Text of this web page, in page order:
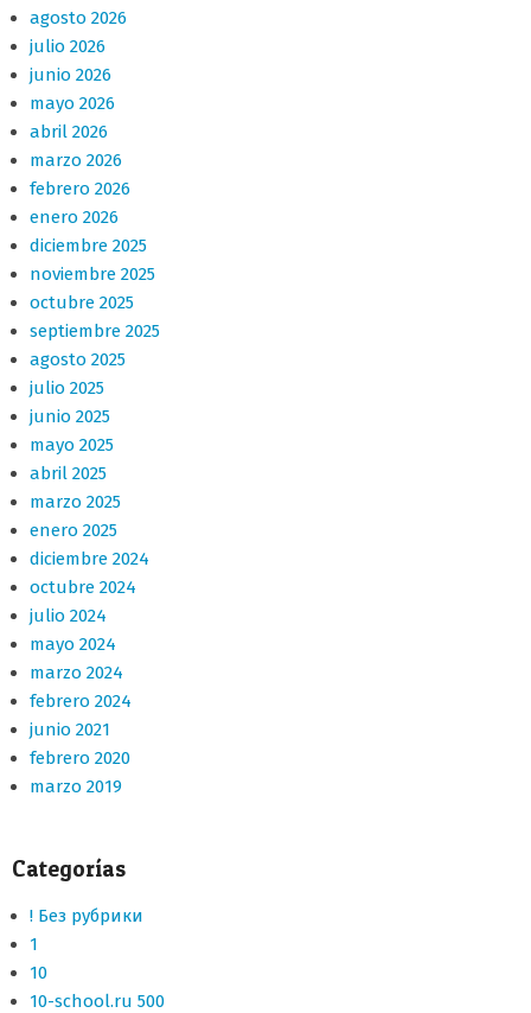
agosto 2026
julio 2026
junio 2026
mayo 2026
abril 2026
marzo 2026
febrero 2026
enero 2026
diciembre 2025
noviembre 2025
octubre 2025
septiembre 2025
agosto 2025
julio 2025
junio 2025
mayo 2025
abril 2025
marzo 2025
enero 2025
diciembre 2024
octubre 2024
julio 2024
mayo 2024
marzo 2024
febrero 2024
junio 2021
febrero 2020
marzo 2019
Categorías
! Без рубрики
1
10
10-school.ru 500